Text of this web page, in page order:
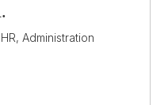
Administration